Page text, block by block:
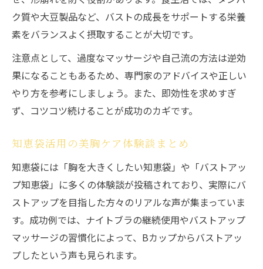
ク質や大豆製品など、バストの成長をサポートする栄養
素をバランスよく摂取することが大切です。
注意点として、過度なマッサージや自己流の方法は逆効
果になることもあるため、専門家のアドバイスや正しい
やり方を参考にしましょう。また、即効性を求めすぎ
ず、コツコツ続けることが成功のカギです。
知恵袋活用の美胸ケア体験談まとめ
知恵袋には「胸を大きくしたい知恵袋」や「バストアッ
プ知恵袋」に多くの体験談が投稿されており、実際にバ
ストアップを目指した方々のリアルな声が集まっていま
す。成功例では、ナイトブラの継続使用やバストアップ
マッサージの習慣化によって、Bカップからバストアッ
プしたという声も見られます。